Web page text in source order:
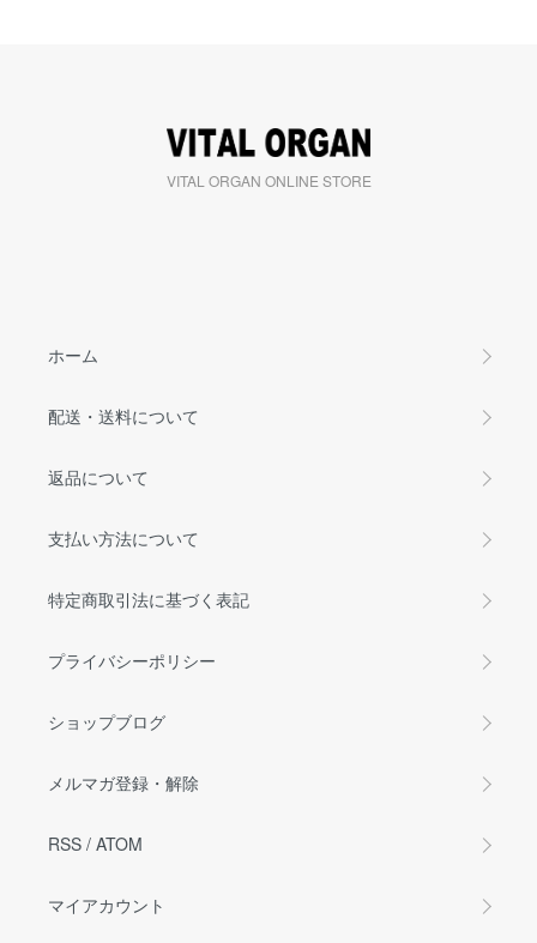
VITAL ORGAN ONLINE STORE
ホーム
配送・送料について
返品について
支払い方法について
特定商取引法に基づく表記
プライバシーポリシー
ショップブログ
メルマガ登録・解除
RSS / ATOM
マイアカウント